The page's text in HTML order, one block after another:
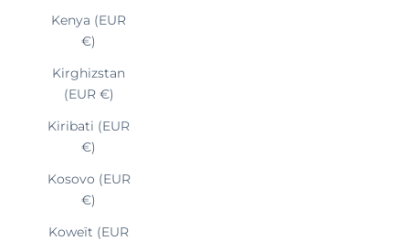
Kenya (EUR
€)
Kirghizstan
(EUR €)
Kiribati (EUR
€)
Kosovo (EUR
€)
Koweït (EUR